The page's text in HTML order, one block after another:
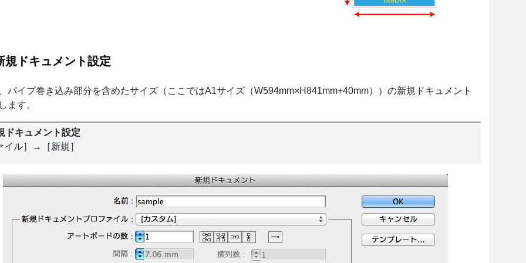
規ドキュメント設定
パイプ巻き込み部分を含めたサイズ（ここではA1サイズ（W594mm×H841mm+40mm））の新規ドキュメント
ます。
ドキュメント設定
イル］→［新規］